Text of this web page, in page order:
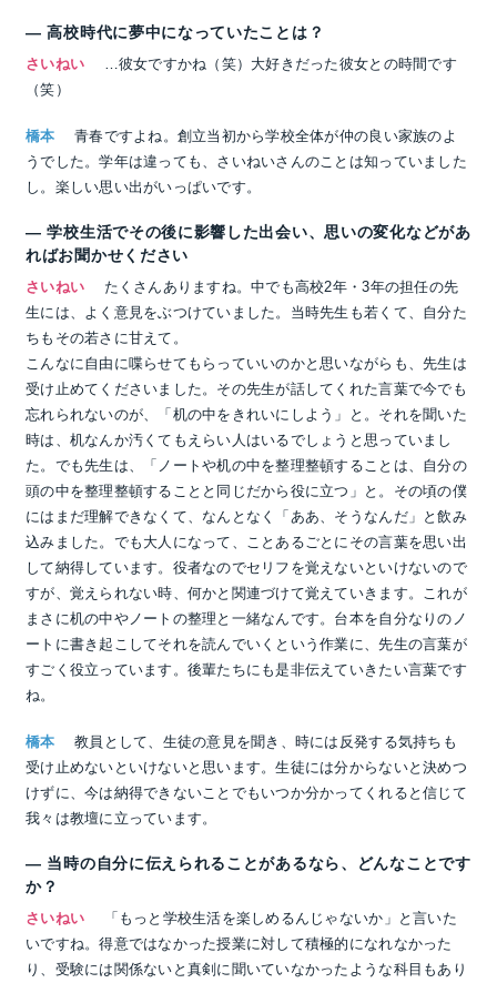
― 高校時代に夢中になっていたことは？
さいねい …彼女ですかね（笑）大好きだった彼女との時間です
（笑）
橋本 青春ですよね。創立当初から学校全体が仲の良い家族のよ
うでした。学年は違っても、さいねいさんのことは知っていました
し。楽しい思い出がいっぱいです。
― 学校生活でその後に影響した出会い、思いの変化などがあ
ればお聞かせください
さいねい たくさんありますね。中でも高校2年・3年の担任の先
生には、よく意見をぶつけていました。当時先生も若くて、自分た
ちもその若さに甘えて。
こんなに自由に喋らせてもらっていいのかと思いながらも、先生は
受け止めてくださいました。その先生が話してくれた言葉で今でも
忘れられないのが、「机の中をきれいにしよう」と。それを聞いた
時は、机なんか汚くてもえらい人はいるでしょうと思っていまし
た。でも先生は、「ノートや机の中を整理整頓することは、自分の
頭の中を整理整頓することと同じだから役に立つ」と。その頃の僕
にはまだ理解できなくて、なんとなく「ああ、そうなんだ」と飲み
込みました。でも大人になって、ことあるごとにその言葉を思い出
して納得しています。役者なのでセリフを覚えないといけないので
すが、覚えられない時、何かと関連づけて覚えていきます。これが
まさに机の中やノートの整理と一緒なんです。台本を自分なりのノ
ートに書き起こしてそれを読んでいくという作業に、先生の言葉が
すごく役立っています。後輩たちにも是非伝えていきたい言葉です
ね。
橋本 教員として、生徒の意見を聞き、時には反発する気持ちも
受け止めないといけないと思います。生徒には分からないと決めつ
けずに、今は納得できないことでもいつか分かってくれると信じて
我々は教壇に立っています。
― 当時の自分に伝えられることがあるなら、どんなことです
か？
さいねい 「もっと学校生活を楽しめるんじゃないか」と言いた
いですね。得意ではなかった授業に対して積極的になれなかった
り、受験には関係ないと真剣に聞いていなかったような科目もあり